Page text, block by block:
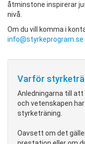
åtminstone inspirerar
nivå.
Om du vill komma i
info@styrkeprogram.se
Varför
Anledningarna till
och vetenskapen
styrketräning.
Oavsett om det